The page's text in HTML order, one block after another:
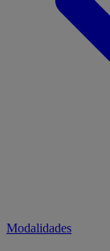
Modalidades